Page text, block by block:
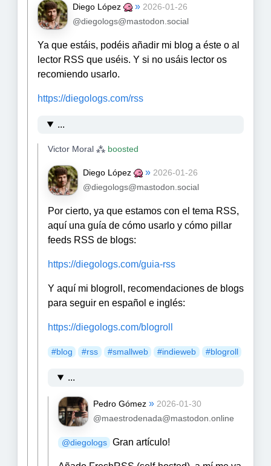
Diego López » 2026-01-26
@diegologs@mastodon.social
Ya que estáis, podéis añadir mi blog a éste o al
lector RSS que uséis. Y si no usáis lector os
recomiendo usarlo.
https://diegologs.com/rss
...
Victor Moral ⁂boosted
Diego López » 2026-01-26
@diegologs@mastodon.social
Por cierto, ya que estamos con el tema RSS,
aquí una guía de cómo usarlo y cómo pillar
feeds RSS de blogs:
https://diegologs.com/guia-rss
Y aquí mi blogroll, recomendaciones de blogs
para seguir en español e inglés:
https://diegologs.com/blogroll
#blog #rss #smallweb #indieweb #blogroll
...
Pedro Gómez » 2026-01-30
@maestrodenada@mastodon.online
@diegologs Gran artículo!